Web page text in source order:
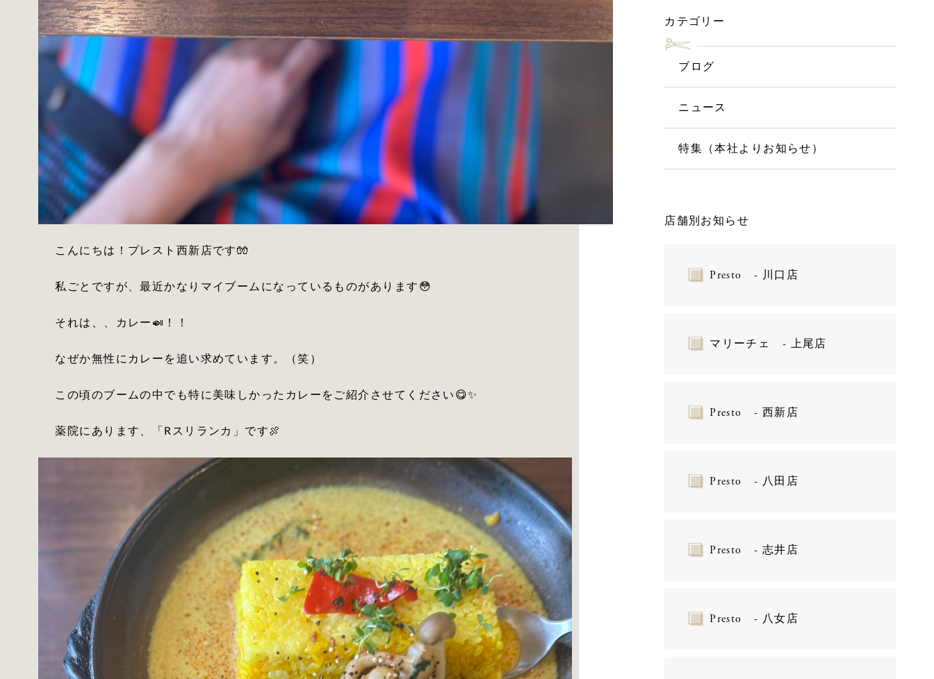
こんにちは！プレスト西新店です🧤
私ごとですが、最近かなりマイブームになっているものがあります😳
それは、、カレー🍛！！
なぜか無性にカレーを追い求めています。（笑）
この頃のブームの中でも特に美味しかったカレーをご紹介させてください😋✨
薬院にあります、「Rスリランカ」です🍖
カテゴリー
ブログ
ニュース
特集（本社よりお知らせ）
店舗別お知らせ
Presto - 川口店
マリーチェ - 上尾店
Presto - 西新店
Presto - 八田店
Presto - 志井店
Presto - 八女店